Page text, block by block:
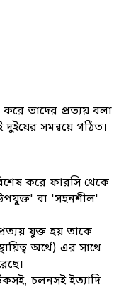
তাদের প্রত্যয় বলা
সমন্বয়ে গঠিত।
করে ফারসি থেকে
বা 'সহনশীল'
যুক্ত হয় তাকে
অর্থে) এর সাথে
চলনসই ইত্যাদি